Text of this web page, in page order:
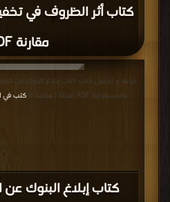
كتاب أثر الظروف في
مقارنة PDF
كتاب إبلاغ البنوك عن
قراءة و تحميل كتاب كتاب إبلاغ البنوك عن
والمسؤولية PDF مجانا | مكتبة >
كتب في